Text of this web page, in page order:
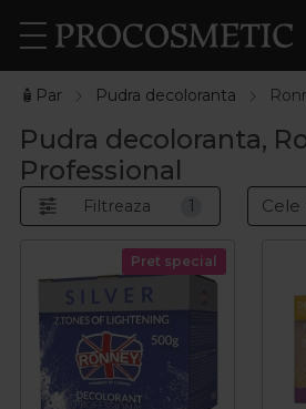
🧴Par Pudra decoloranta
Pudra decoloranta,
Professional
Filtreaza 1
Pret special